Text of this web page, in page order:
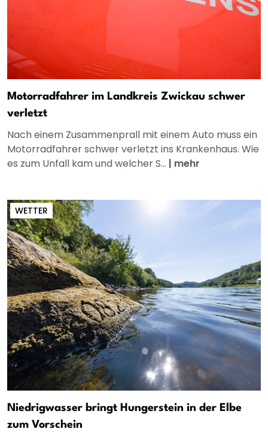
Motorradfahrer im Landkreis Zwickau schwer
verletzt
Nach einem Zusammenprall mit einem Auto muss ein
Motorradfahrer schwer verletzt ins Krankenhaus. Wie
es zum Unfall kam und welcher S... | mehr
WETTER
Niedrigwasser bringt Hungerstein in der Elbe
zum Vorschein